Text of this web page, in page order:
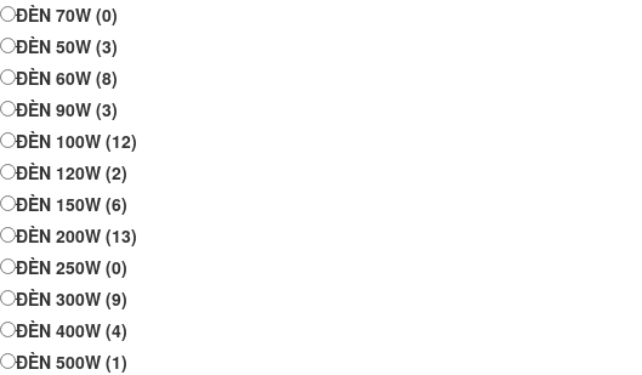
ĐÈN 70W (0)
ĐÈN 50W (3)
ĐÈN 60W (8)
ĐÈN 90W (3)
ĐÈN 100W (12)
ĐÈN 120W (2)
ĐÈN 150W (6)
ĐÈN 200W (13)
ĐÈN 250W (0)
ĐÈN 300W (9)
ĐÈN 400W (4)
ĐÈN 500W (1)